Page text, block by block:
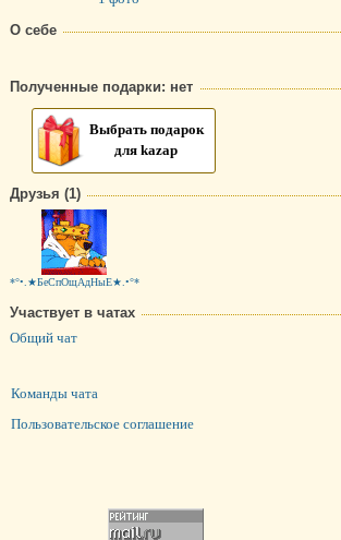
О себе
Полученные подарки: нет
Выбрать подарок
для kazap
Друзья (1)
*°•.★БеСпОщАдНыЕ★.•°*
Участвует в чатах
Общий чат
Команды чата
Пользовательское соглашение